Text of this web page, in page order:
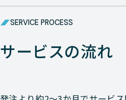
SERVICE PROCESS
サービスの流れ